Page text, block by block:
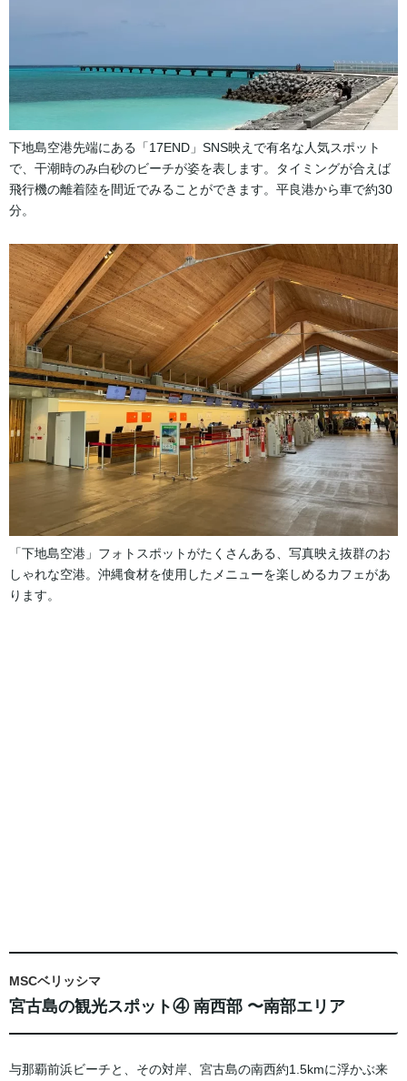
下地島空港先端にある「17END」SNS映えで有名な人気スポット
で、干潮時のみ白砂のビーチが姿を表します。タイミングが合えば
飛行機の離着陸を間近でみることができます。平良港から車で約30
分。
「下地島空港」フォトスポットがたくさんある、写真映え抜群のお
しゃれな空港。沖縄食材を使用したメニューを楽しめるカフェがあ
ります。
MSCベリッシマ
宮古島の観光スポット④ 南西部 〜南部エリア
与那覇前浜ビーチと、その対岸、宮古島の南西約1.5kmに浮かぶ来